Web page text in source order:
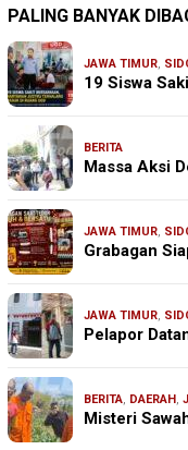
PALING BANYAK
JAWA TIMUR,
19 Siswa
BERITA
Massa Aksi
JAWA TIMUR,
Grabagan
JAWA TIMUR,
Pelapor
BERITA, DAERAH,
Misteri